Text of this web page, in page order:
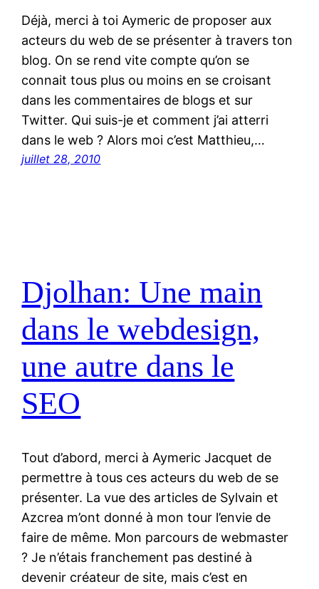
Déjà, merci à toi Aymeric de proposer aux
acteurs du web de se présenter à travers ton
blog. On se rend vite compte qu’on se
connait tous plus ou moins en se croisant
dans les commentaires de blogs et sur
Twitter. Qui suis-je et comment j’ai atterri
dans le web ? Alors moi c’est Matthieu,…
juillet 28, 2010
Djolhan: Une main
dans le webdesign,
une autre dans le
SEO
Tout d’abord, merci à Aymeric Jacquet de
permettre à tous ces acteurs du web de se
présenter. La vue des articles de Sylvain et
Azcrea m’ont donné à mon tour l’envie de
faire de même. Mon parcours de webmaster
? Je n’étais franchement pas destiné à
devenir créateur de site, mais c’est en